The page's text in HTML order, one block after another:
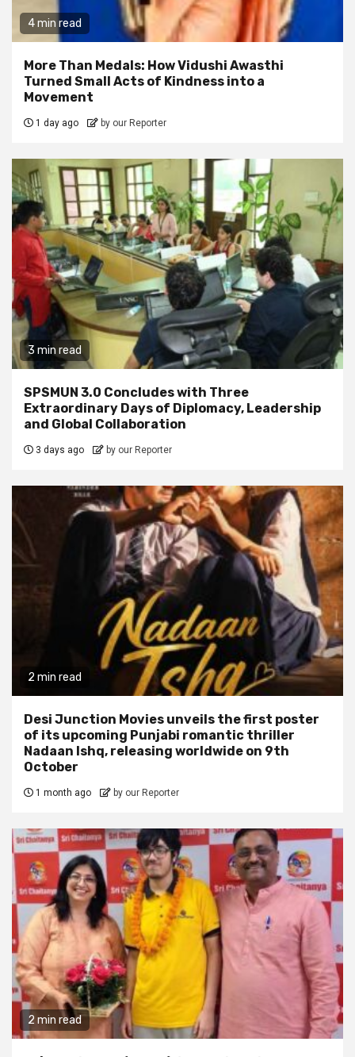
4 min read
More Than Medals: How Vidushi Awasthi
Turned Small Acts of Kindness into a
Movement
1 day ago by our Reporter
3 min read
SPSMUN 3.0 Concludes with Three
Extraordinary Days of Diplomacy, Leadership
and Global Collaboration
3 days ago by our Reporter
2 min read
Desi Junction Movies unveils the first poster
of its upcoming Punjabi romantic thriller
Nadaan Ishq, releasing worldwide on 9th
October
1 month ago by our Reporter
2 min read